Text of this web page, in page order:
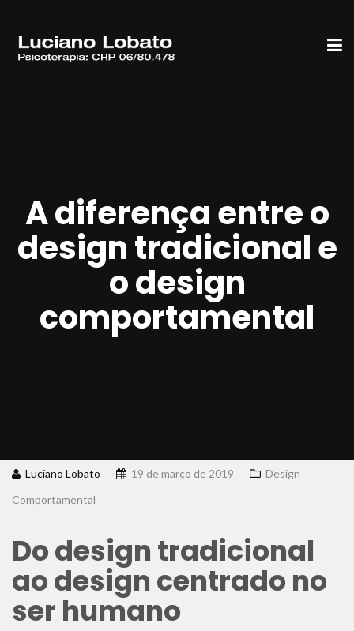
A diferença entre o
design tradicional e
o design
comportamental
Luciano Lobato 19 de março de 2019
Design
Comportamental
Do design tradicional
ao design centrado no
ser humano